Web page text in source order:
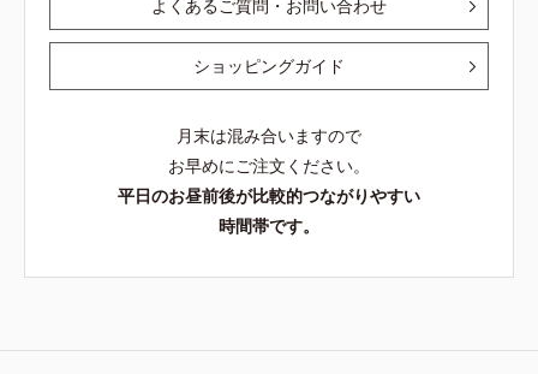
よくあるご質問・お問い合わせ
ショッピングガイド
月末は混み合いますので
お早めにご注文ください。
平日のお昼前後が比較的つながりやすい
時間帯です。